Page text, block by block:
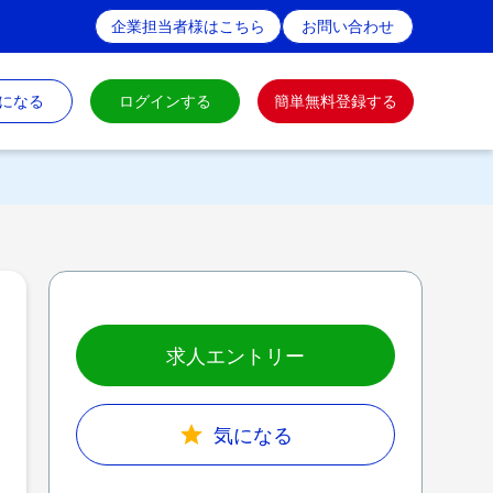
企業担当者様はこちら お問い合わせ
なる ログインする 簡単無料登録する
求人エントリー
気になる